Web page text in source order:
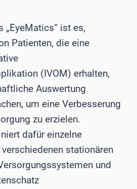
„EyeMatics“ ist es,
Patienten, die eine
(IVOM) erhalten,
Auswertung
um eine Verbesserung
zu erzielen.
dafür einzelne
stationären
und